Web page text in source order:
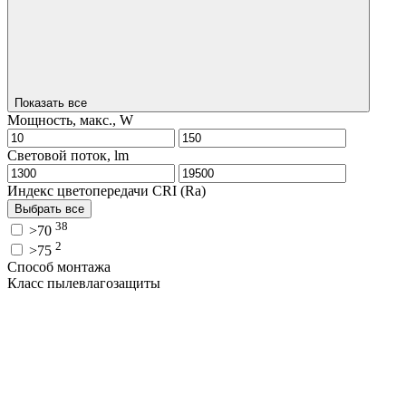
Показать все
Мощность, макс., W
Световой поток, lm
Индекс цветопередачи CRI (Ra)
Выбрать все
>70 38
>75 2
Способ монтажа
Класс пылевлагозащиты